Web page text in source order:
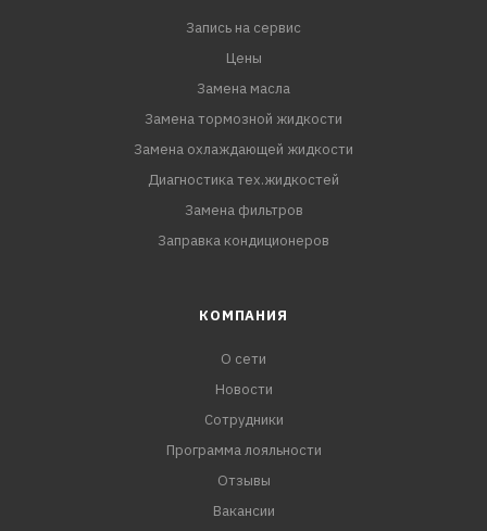
Запись на сервис
Цены
Замена масла
Замена тормозной жидкости
Замена охлаждающей жидкости
Диагностика тех.жидкостей
Замена фильтров
Заправка кондиционеров
КОМПАНИЯ
О сети
Новости
Сотрудники
Программа лояльности
Отзывы
Вакансии